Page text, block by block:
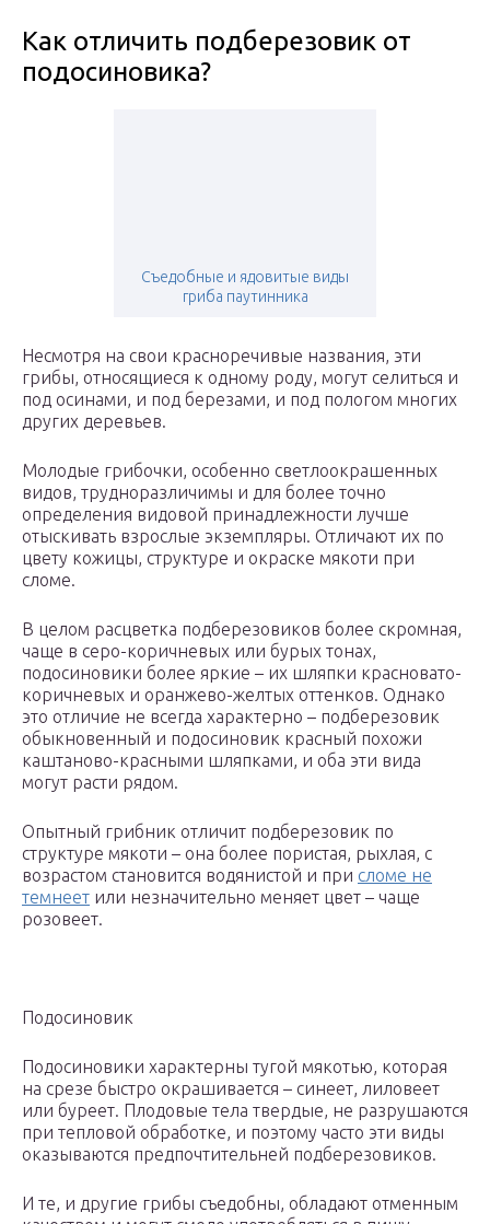
Как отличить подберезовик от
подосиновика?
Съедобные и ядовитые виды
гриба паутинника
Несмотря на свои красноречивые названия, эти
грибы, относящиеся к одному роду, могут селиться и
под осинами, и под березами, и под пологом многих
других деревьев.
Молодые грибочки, особенно светлоокрашенных
видов, трудноразличимы и для более точно
определения видовой принадлежности лучше
отыскивать взрослые экземпляры. Отличают их по
цвету кожицы, структуре и окраске мякоти при
сломе.
В целом расцветка подберезовиков более скромная,
чаще в серо-коричневых или бурых тонах,
подосиновики более яркие – их шляпки красновато-
коричневых и оранжево-желтых оттенков. Однако
это отличие не всегда характерно – подберезовик
обыкновенный и подосиновик красный похожи
каштаново-красными шляпками, и оба эти вида
могут расти рядом.
Опытный грибник отличит подберезовик по
структуре мякоти – она более пористая, рыхлая, с
возрастом становится водянистой и при сломе не
темнеет или незначительно меняет цвет – чаще
розовеет.
Подосиновик
Подосиновики характерны тугой мякотью, которая
на срезе быстро окрашивается – синеет, лиловеет
или буреет. Плодовые тела твердые, не разрушаются
при тепловой обработке, и поэтому часто эти виды
оказываются предпочтительней подберезовиков.
И те, и другие грибы съедобны, обладают отменным